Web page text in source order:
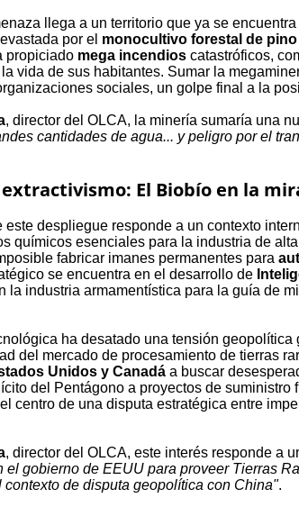
llega a un territorio que ya se
por el monocultivo forestal de
propiciado mega incendios catastróficos,
vida de sus habitantes. Sumar la
sociales, un golpe final a la
, director del OLCA, la minería sumaría una
cantidades de agua... y peligro por el
El Biobío en la
este despliegue responde a un contexto
químicos esenciales para la industria de
fabricar imanes permanentes para
se encuentra en el desarrollo de
la industria armamentística para la guía de
ha desatado una tensión
del mercado de procesamiento de tierras
Unidos y Canadá a buscar
del Pentágono a proyectos de suministro
centro de una disputa estratégica entre
, director del OLCA, este interés responde a
el gobierno de EEUU para proveer Tierras
contexto de disputa geopolítica con China".